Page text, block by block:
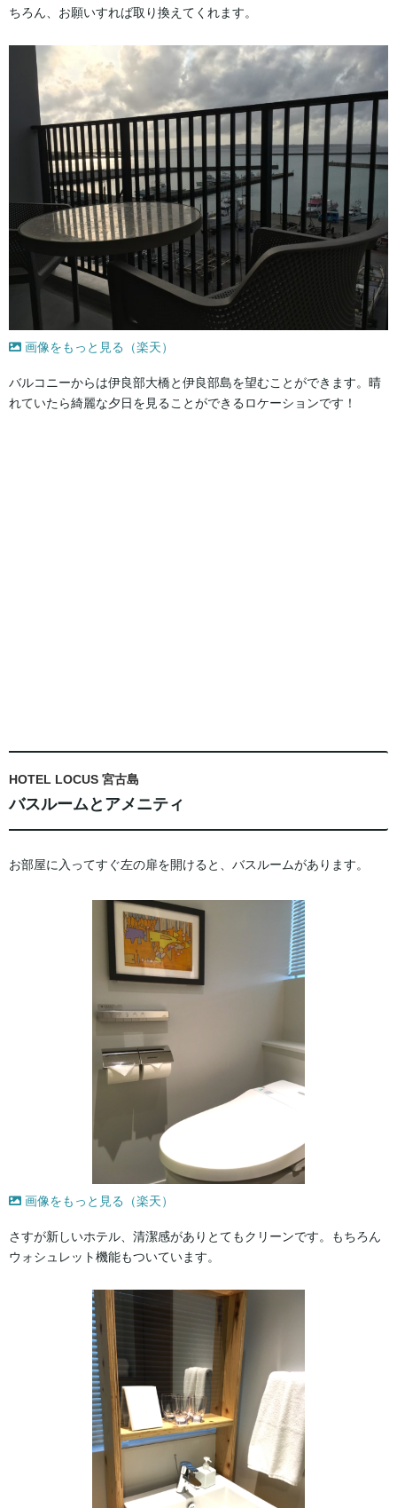
ちろん、お願いすれば取り換えてくれます。
画像をもっと見る（楽天）
バルコニーからは伊良部大橋と伊良部島を望むことができます。晴
れていたら綺麗な夕日を見ることができるロケーションです！
HOTEL LOCUS 宮古島
バスルームとアメニティ
お部屋に入ってすぐ左の扉を開けると、バスルームがあります。
画像をもっと見る（楽天）
さすが新しいホテル、清潔感がありとてもクリーンです。もちろん
ウォシュレット機能もついています。